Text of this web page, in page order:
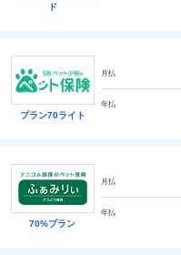
ド
プラン70ライト
月払
年払
70%プラン
月払
年払